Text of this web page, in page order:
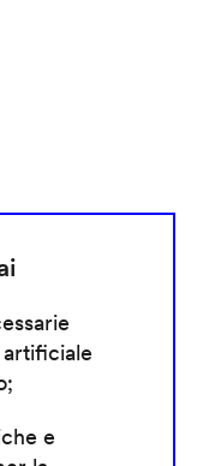
e